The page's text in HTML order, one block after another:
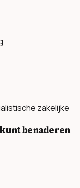
zakelijke
benaderen